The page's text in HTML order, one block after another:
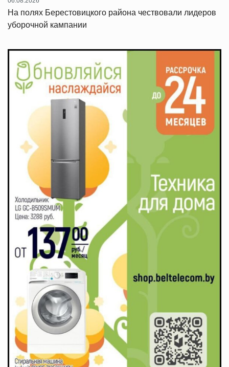
На полях Берестовицкого района чествовали лидеров
уборочной кампании